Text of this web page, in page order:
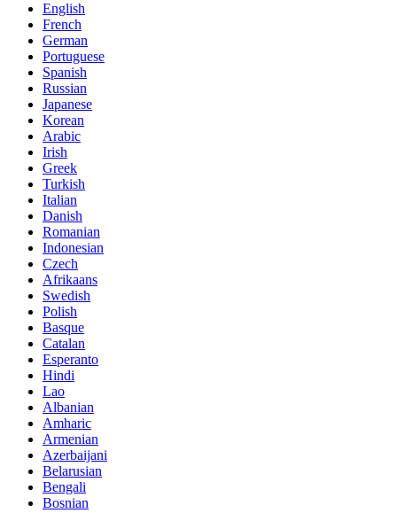
English
French
German
Portuguese
Spanish
Russian
Japanese
Korean
Arabic
Irish
Greek
Turkish
Italian
Danish
Romanian
Indonesian
Czech
Afrikaans
Swedish
Polish
Basque
Catalan
Esperanto
Hindi
Lao
Albanian
Amharic
Armenian
Azerbaijani
Belarusian
Bengali
Bosnian